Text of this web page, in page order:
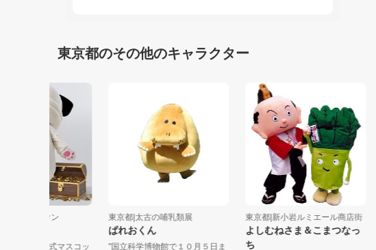
東京都のその他のキャラクター
都|DMMぱちタウン
ぱちタウンの公式マスコッ
東京都|太古の哺乳類展
ぱれおくん
"国立科学博物館で１０月５日ま
東京都|新小岩ルミエール商店街
よしむねさま＆こまつなっ